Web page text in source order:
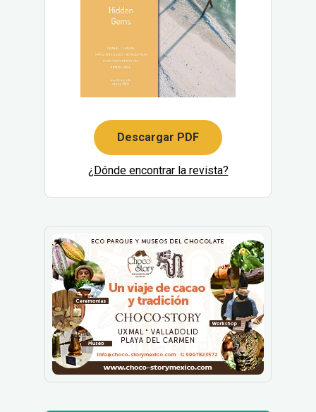
Descargar PDF
¿Dónde encontrar la revista?